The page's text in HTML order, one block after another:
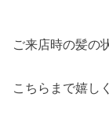
ご来店時の髪の
こちらまで嬉し